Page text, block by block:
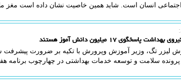
انسان است. شاید همین خاصیت نشان داده است مغز
لیزر تگ، وزیر آموزش وپرورش با تکیه بر ضرورت پیشرفت
سلامت و توسعه خدمات بهداشتی در چهارچوب برنامه